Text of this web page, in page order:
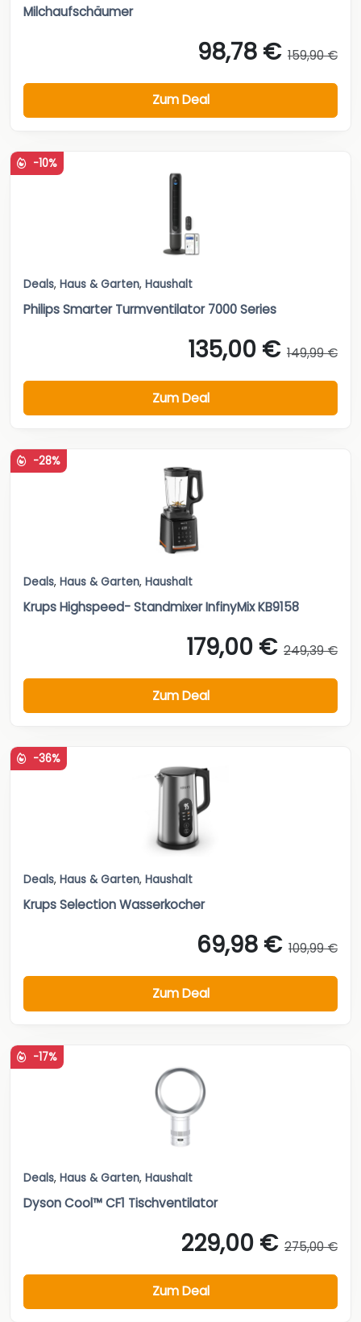
Milchaufschäumer
98,78 € 159,90 €
Zum Deal
-10%
Deals, Haus & Garten, Haushalt
Philips Smarter Turmventilator 7000 Series
135,00 € 149,99 €
Zum Deal
-28%
Deals, Haus & Garten, Haushalt
Krups Highspeed- Standmixer InfinyMix KB9158
179,00 € 249,39 €
Zum Deal
-36%
Deals, Haus & Garten, Haushalt
Krups Selection Wasserkocher
69,98 € 109,99 €
Zum Deal
-17%
Deals, Haus & Garten, Haushalt
Dyson Cool™ CF1 Tischventilator
229,00 € 275,00 €
Zum Deal